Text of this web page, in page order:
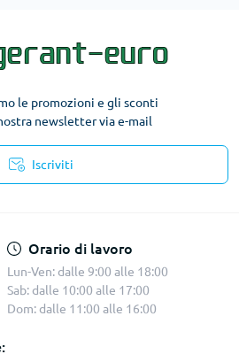
le promozioni e gli sconti
newsletter via e-mail
Iscriviti
Orario di lavoro
Lun-Ven: dalle 9:00 alle 18:00
Sab: dalle 10:00 alle 17:00
Dom: dalle 11:00 alle 16:00